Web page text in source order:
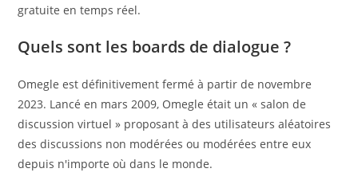
gratuite en temps réel.
Quels sont les boards de dialogue ?
Omegle est définitivement fermé à partir de novembre
2023. Lancé en mars 2009, Omegle était un « salon de
discussion virtuel » proposant à des utilisateurs aléatoires
des discussions non modérées ou modérées entre eux
depuis n'importe où dans le monde.